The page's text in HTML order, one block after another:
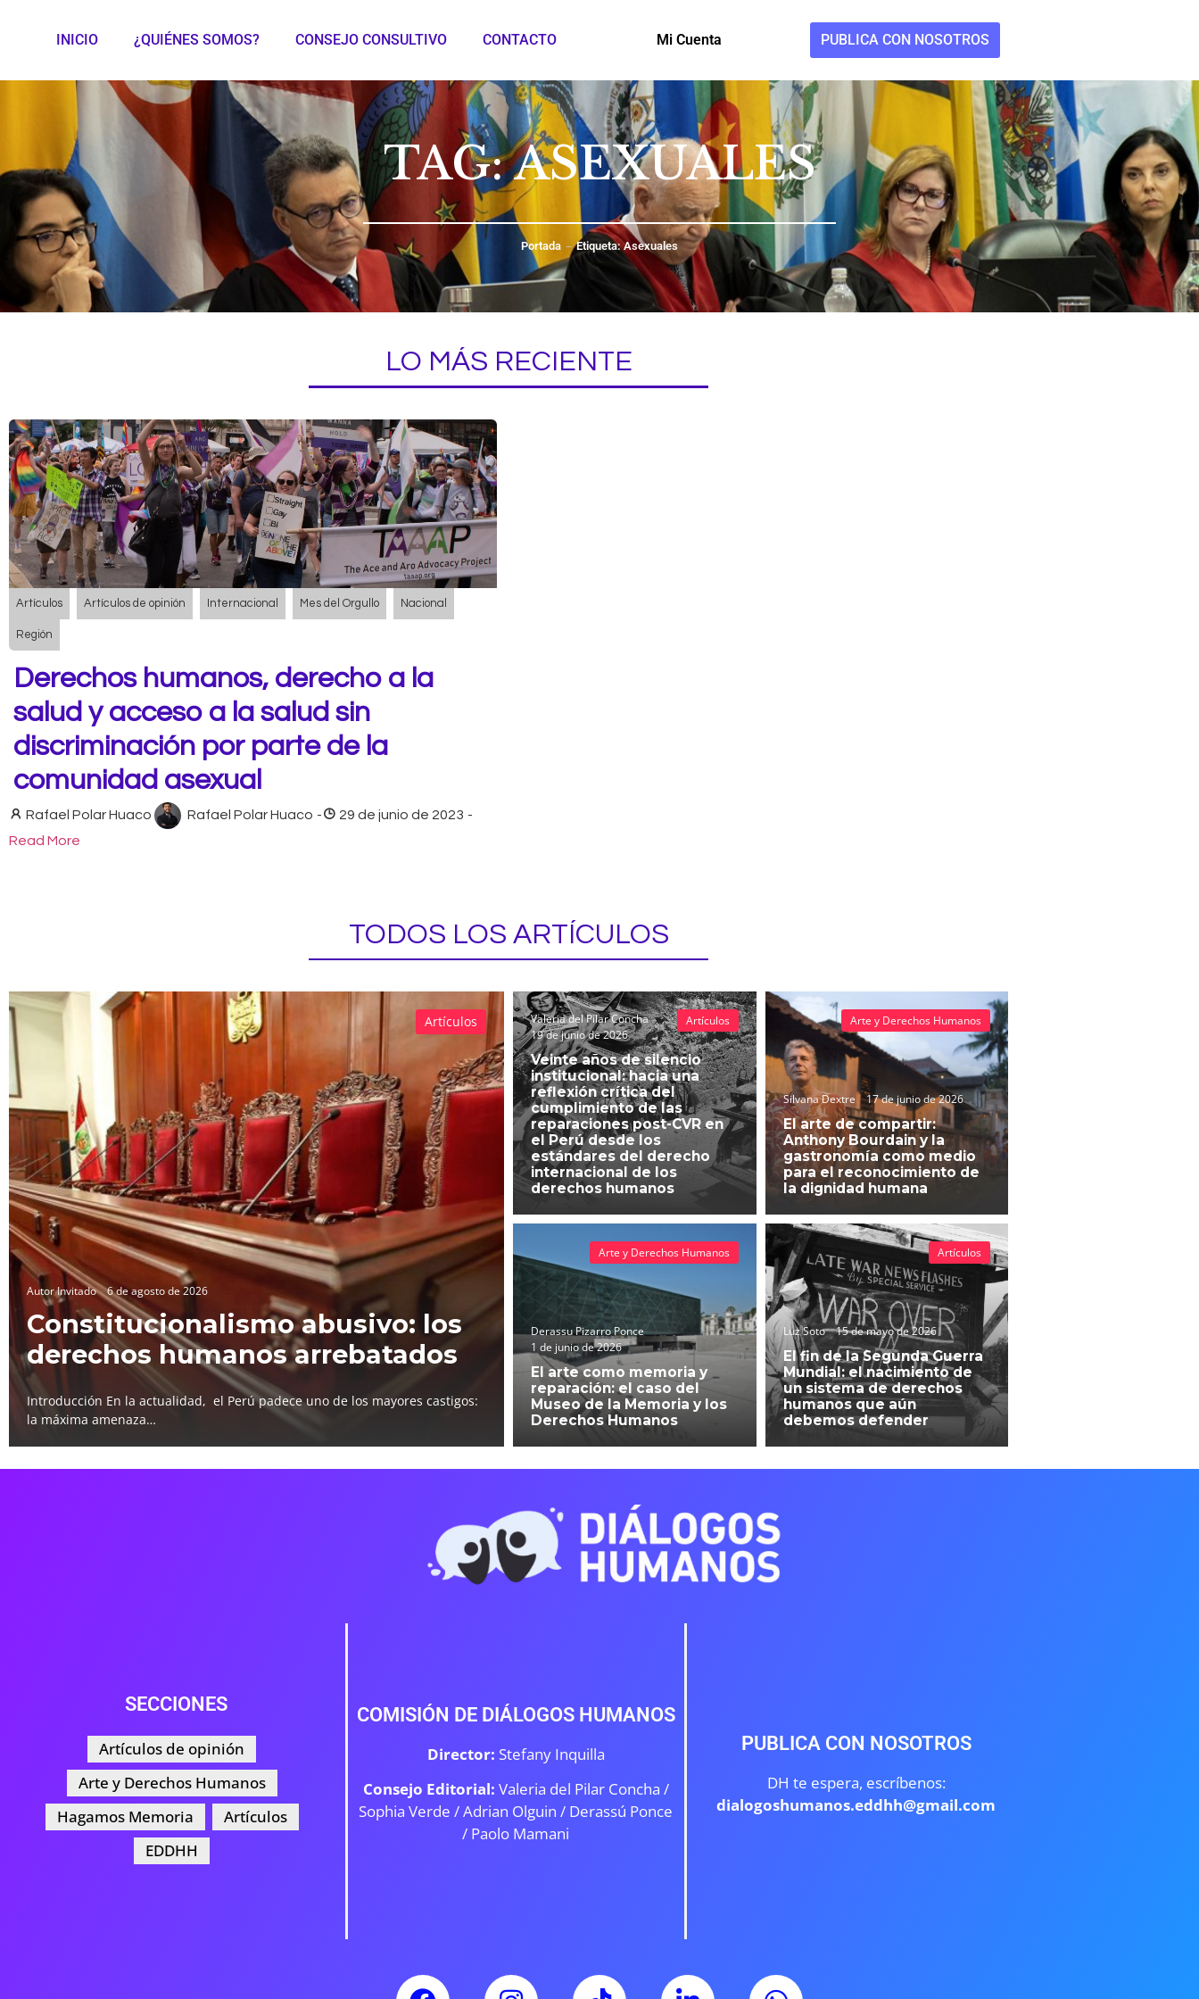
INICIO ¿QUIÉNES SOMOS? CONSEJO CONSULTIVO CONTACTO Mi Cuenta PUBLICA CON NOSOTROS
TAG: ASEXUALES
Portada Etiqueta: Asexuales
LO MÁS RECIENTE
Artículos Artículos de opinión Internacional Mes del Orgullo Nacional
Región
Derechos humanos, derecho a la
salud y acceso a la salud sin
discriminación por parte de la
comunidad asexual
Rafael Polar Huaco Rafael Polar Huaco - 29 de junio de 2023 -
Read More
TODOS LOS ARTÍCULOS
Autor Invitado 6 de agosto de 2026
Constitucionalismo abusivo: los
derechos humanos arrebatados
Introducción En la actualidad, el Perú padece uno de los mayores castigos:
la máxima amenaza…
Artículos
Valeria del Pilar Concha
19 de junio de 2026
Veinte años de silencio
institucional: hacia una
reflexión crítica del
cumplimiento de las
reparaciones post-CVR en
el Perú desde los
estándares del derecho
internacional de los
derechos humanos
Artículos
Silvana Dextre 17 de junio de 2026
El arte de compartir:
Anthony Bourdain y la
gastronomía como medio
para el reconocimiento de
la dignidad humana
Arte y Derechos Humanos
Derassu Pizarro Ponce
1 de junio de 2026
El arte como memoria y
reparación: el caso del
Museo de la Memoria y los
Derechos Humanos
Arte y Derechos Humanos
Luz Soto 15 de mayo de 2026
El fin de la Segunda Guerra
Mundial: el nacimiento de
un sistema de derechos
humanos que aún
debemos defender
Artículos
SECCIONES
Artículos de opinión
Arte y Derechos Humanos
Hagamos Memoria
Artículos
EDDHH
COMISIÓN DE DIÁLOGOS HUMANOS
Director: Stefany Inquilla
Consejo Editorial: Valeria del Pilar Concha /
Sophia Verde /Adrian Olguin / Derassú Ponce
/ Paolo Mamani
PUBLICA CON NOSOTROS
DH te espera, escríbenos:
dialogoshumanos.eddhh@gmail.com